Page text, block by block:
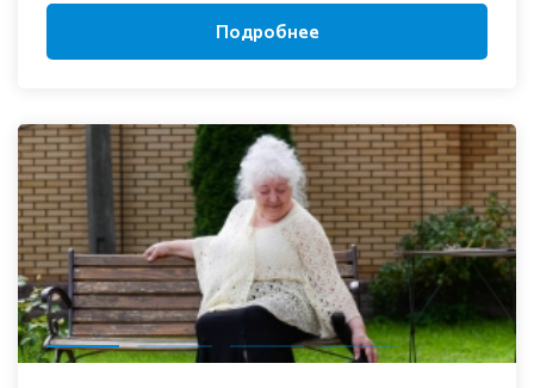
Подробнее